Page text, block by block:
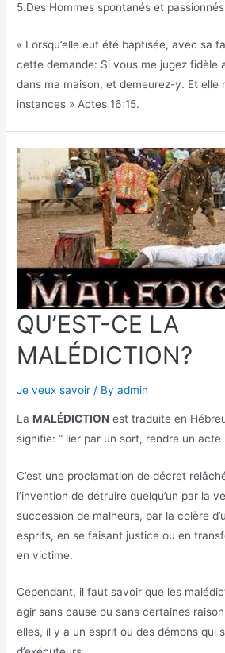
5.Des Hommes spontanés et
« Lorsqu’elle eut été baptisée, avec sa
cette demande: Si vous me jugez fidèle
dans ma maison, et demeurez-y. Et elle
instances » Actes 16:15.
QU’EST-CE LA
MALÉDICTION?
Je veux savoir / Byadmin
LaMALÉDICTION est traduite en
signifie: ” lier par un sort, rendre un acte
C’est une proclamation de décret
l’invention de détruire quelqu’un par la
succession de malheurs, par la colère
esprits, en se faisant justice ou en
en victime.
Cependant, il faut savoir que les
agir sans cause ou sans certaines
elles, il y a un esprit ou des démons qui